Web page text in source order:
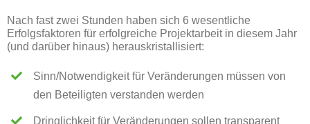
Nach fast zwei Stunden haben sich 6 wesentliche
Erfolgsfaktoren für erfolgreiche Projektarbeit in diesem Jahr
(und darüber hinaus) herauskristallisiert:
Sinn/Notwendigkeit für Veränderungen müssen von
den Beteiligten verstanden werden
Dringlichkeit für Veränderungen sollen transparent